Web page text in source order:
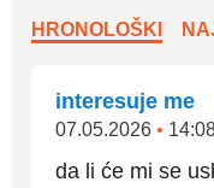
HRONOLOŠKI
interesuje me
07.05.2026 •
da li će mi se